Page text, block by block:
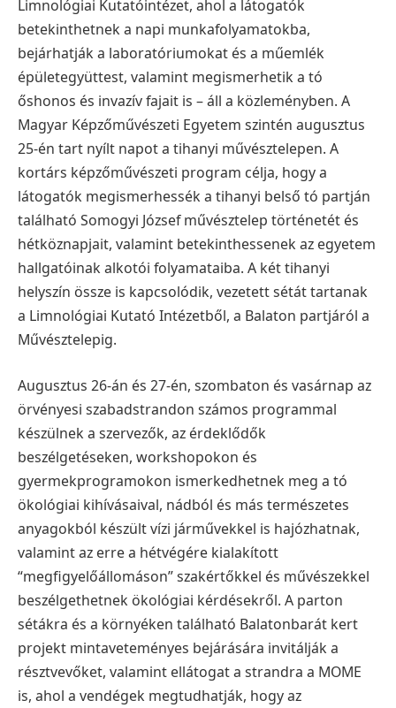
Limnológiai Kutatóintézet, ahol a látogatók
betekinthetnek a napi munkafolyamatokba,
bejárhatják a laboratóriumokat és a műemlék
épületegyüttest, valamint megismerhetik a tó
őshonos és invazív fajait is – áll a közleményben. A
Magyar Képzőművészeti Egyetem szintén augusztus
25-én tart nyílt napot a tihanyi művésztelepen. A
kortárs képzőművészeti program célja, hogy a
látogatók megismerhessék a tihanyi belső tó partján
található Somogyi József művésztelep történetét és
hétköznapjait, valamint betekinthessenek az egyetem
hallgatóinak alkotói folyamataiba. A két tihanyi
helyszín össze is kapcsolódik, vezetett sétát tartanak
a Limnológiai Kutató Intézetből, a Balaton partjáról a
Művésztelepig.
Augusztus 26-án és 27-én, szombaton és vasárnap az
örvényesi szabadstrandon számos programmal
készülnek a szervezők, az érdeklődők
beszélgetéseken, workshopokon és
gyermekprogramokon ismerkedhetnek meg a tó
ökológiai kihívásaival, nádból és más természetes
anyagokból készült vízi járművekkel is hajózhatnak,
valamint az erre a hétvégére kialakított
“megfigyelőállomáson” szakértőkkel és művészekkel
beszélgethetnek ökológiai kérdésekről. A parton
sétákra és a környéken található Balatonbarát kert
projekt mintaveteményes bejárására invitálják a
résztvevőket, valamint ellátogat a strandra a MOME
is, ahol a vendégek megtudhatják, hogy az